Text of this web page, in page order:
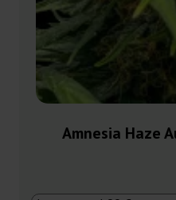
Amnesia Haze